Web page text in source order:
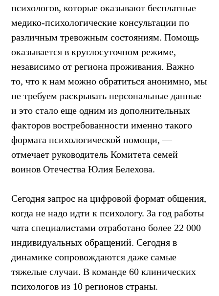
психологов, которые оказывают бесплатные
медико-психологические консультации по
различным тревожным состояниям. Помощь
оказывается в круглосуточном режиме,
независимо от региона проживания. Важно
то, что к нам можно обратиться анонимно, мы
не требуем раскрывать персональные данные
и это стало еще одним из дополнительных
факторов востребованности именно такого
формата психологической помощи, —
отмечает руководитель Комитета семей
воинов Отечества Юлия Белехова.
Сегодня запрос на цифровой формат общения,
когда не надо идти к психологу. За год работы
чата специалистами отработано более 22 000
индивидуальных обращений. Сегодня в
динамике сопровождаются даже самые
тяжелые случаи. В команде 60 клинических
психологов из 10 регионов страны.